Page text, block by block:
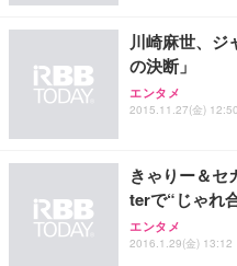
ョン PCチェア
務用 おしゃれ
￥7,680
Sezlife オフィス
ワーク チェア
ョン PCチェア
務用 おしゃれ
ANDWINT オフ
ッシュ 通気性
ス圧無段階昇降
【整備済み品】
ー フルHD（
【MiniLED/
HOOTER
グモニター QD
Smart Basic(ス
限定】 Smart
アイリスオーヤ
ュラー 200枚入
川崎麻世、ジ
の決断」
エンタメ
2015.11.27(金) 12:50
きゃりー＆セ
terで“じゃれ
エンタメ
2016.1.29(金) 13:12